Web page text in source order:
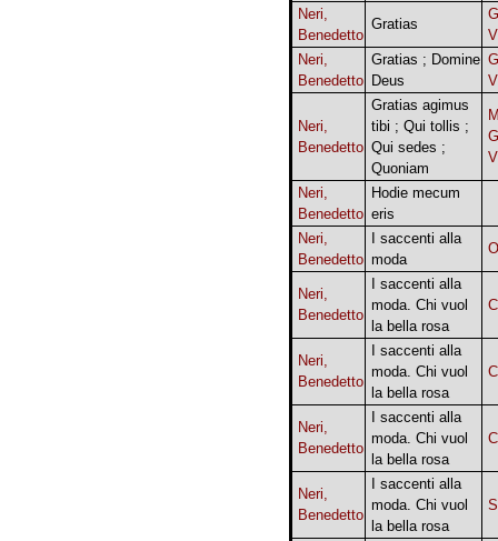
Neri,
Benedetto
Gratias
Neri,
Benedetto
Gratias ; Domine
Deus
Neri,
Benedetto
Gratias agimus
tibi ; Qui tollis ;
Qui sedes ;
Quoniam
Neri,
Benedetto
Hodie mecum
eris
Neri,
Benedetto
I saccenti alla
moda
Neri,
Benedetto
I saccenti alla
moda. Chi vuol
la bella rosa
Neri,
Benedetto
I saccenti alla
moda. Chi vuol
la bella rosa
Neri,
Benedetto
I saccenti alla
moda. Chi vuol
la bella rosa
Neri,
Benedetto
I saccenti alla
moda. Chi vuol
la bella rosa